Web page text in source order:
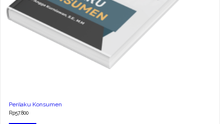
Perilaku Konsumen
Rp57.800